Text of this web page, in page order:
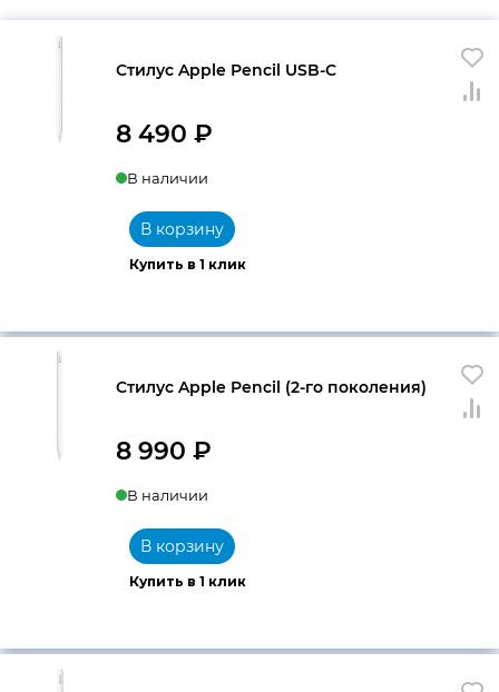
Стилус Apple Pencil USB-C
8 490 ₽
В наличии
Купить в 1 клик
В корзину
Стилус Apple Pencil (2-го поколения)
8 990 ₽
В наличии
Купить в 1 клик
В корзину